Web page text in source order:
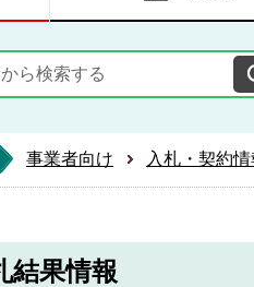
事業者向け 入札・契約
結果情報